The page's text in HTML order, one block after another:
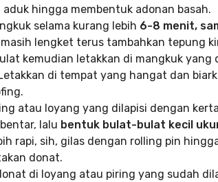
hingga membentuk adonan basah.
selama kurang lebih 6-8 menit,
lengket terus tambahkan tepung
kemudian letakkan di mangkuk yang
di tempat yang hangat dan
atau loyang yang dilapisi dengan
lalu bentuk bulat-bulat kecil
rapi, sih, gilas dengan rolling pin
donat.
di loyang atau piring yang sudah